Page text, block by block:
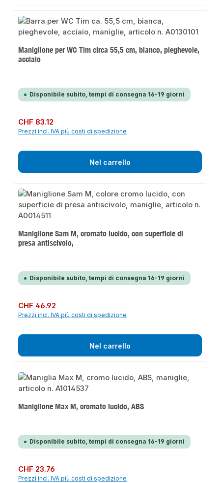
Maniglione per WC Tim circa 55,5 cm, bianco, pieghevole,
acciaio
Disponibile subito, tempi di consegna 16-19 giorni
Prezzo normale:
CHF 83.12
Prezzi incl. IVA più costi di spedizione
Nel carrello
Maniglione Sam M, cromato lucido, con superficie di
presa antiscivolo,
Disponibile subito, tempi di consegna 16-19 giorni
Prezzo normale:
CHF 46.92
Prezzi incl. IVA più costi di spedizione
Nel carrello
Maniglione Max M, cromato lucido, ABS
Disponibile subito, tempi di consegna 16-19 giorni
Prezzo normale:
CHF 23.76
Prezzi incl. IVA più costi di spedizione